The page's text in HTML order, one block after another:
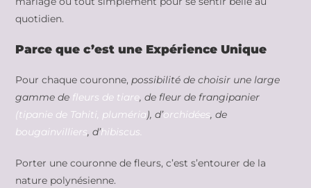
quotidien.
Parce que c’est une Expérience Unique
Pour chaque couronne,possibilité de choisir une large
gamme de fleurs de tiare, de fleur de frangipanier
(tipanie de Tahiti, pluméria), d’orchidées, de
bougainvilliers, d’hibiscus.
Porter une couronne de fleurs, c’est s’entourer de la
nature polynésienne.